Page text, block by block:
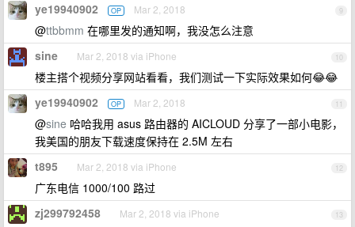
9
ye19940902 OP Mar 2, 2018
@ttbbmm 在哪里发的通知啊，我没怎么注意
10
sine Mar 2, 2018 via iPhone
楼主搭个视频分享网站看看，我们测试一下实际效果如何😂😂
11
ye19940902 OP Mar 2, 2018
@sine 哈哈我用 asus 路由器的 AICLOUD 分享了一部小电影，
我美国的朋友下载速度保持在 2.5M 左右
12
t895 Mar 2, 2018 via iPhone
广东电信 1000/100 路过
13
zj299792458 Mar 2, 2018 via iPhone